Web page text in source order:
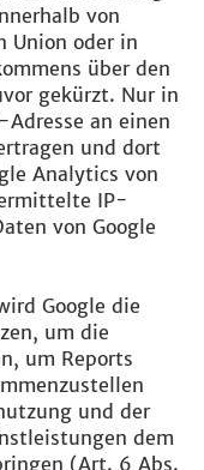
von
Union oder in
über den
gekürzt. Nur in
an einen
und dort
Analytics von
IP-
von Google
Google die
um die
um Reports
und der
dem
(Art. 6 Abs.